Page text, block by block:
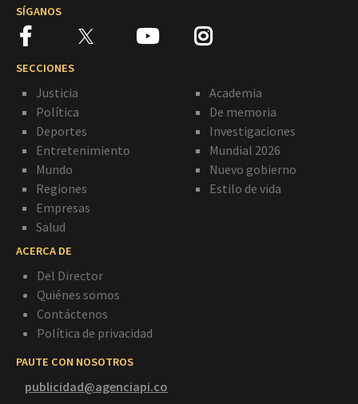
SÍGANOS
SECCIONES
Justicia
Política
Deportes
Entretenimiento
Mundo
Regiones
Empresas
Salud
Academia
De memoria
Investigaciones
Mundial 2026
Nuevo gobierno
Estilo de vida
ACERCA DE
Del Director
Quiénes somos
Contáctenos
Política de privacidad
PAUTE CON NOSOTROS
publicidad@agenciapi.co